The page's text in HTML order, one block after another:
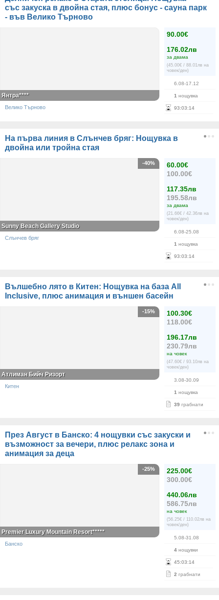
със закуска в двойна стая, плюс бонус - сауна парк
- във Велико Търново
90.00€
176.02лв
за двама
(45.00€ / 88.01лв на
човек/ден)
6.08-17.12
1 нощувка
93:03:13
Янтра****
Велико Търново
На първа линия в Слънчев бряг: Нощувка в
двойна или тройна стая
60.00€
100.00€
117.35лв
195.58лв
за двама
(21.66€ / 42.36лв на
човек/ден)
6.08-25.08
1 нощувка
93:03:13
-40%
Sunny Beach Gallery Studio
Слънчев бряг
Вълшебно лято в Китен: Нощувка на база All
Inclusive, плюс анимация и външен басейн
100.30€
118.00€
196.17лв
230.79лв
на човек
(47.60€ / 93.10лв на
човек/ден)
3.08-30.09
1 нощувка
39 грабнати
-15%
Атлиман Бийч Ризорт
Китен
През Август в Банско: 4 нощувки със закуски и
възможност за вечери, плюс релакс зона и
анимация за деца
225.00€
300.00€
440.06лв
586.75лв
на човек
(56.25€ / 110.02лв на
човек/ден)
5.08-31.08
4 нощувки
45:03:13
2 грабнати
-25%
Premier Luxury Mountain Resort*****
Банско